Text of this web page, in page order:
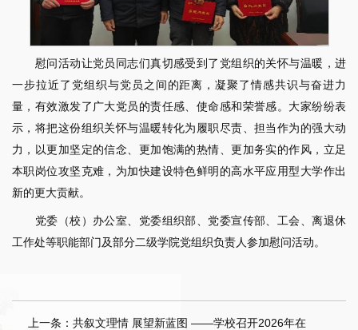
慰问活动让党员同志们真切感受到了党组织的关怀与温暖，进
一步拉近了党组织与党员之间的距离，凝聚了情感共识与奋进力
量，有效激发了广大党员的责任感、使命感和荣誉感。大家纷纷表
示，将把这份组织关怀与温暖转化为履职尽责、担当作为的强大动
力，以更加坚定的信念、更加饱满的热情、更加务实的作风，立足
本职岗位攻坚克难，为加快建设特色鲜明的高水平应用型大学作出
新的更大贡献。
党委（校）办公室、党委组织部、党委宣传部、工会、离退休
工作处等职能部门及部分二级学院党组织负责人参加慰问活动。
上一条：共叙文理情 展望新蓝图 ——学校召开2026年在